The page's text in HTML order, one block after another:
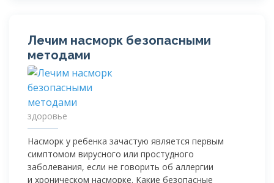
Лечим насморк безопасными
методами
здоровье
Насморк у ребенка зачастую является первым
симптомом вирусного или простудного
заболевания, если не говорить об аллергии
и хроническом насморке. Какие безопасные